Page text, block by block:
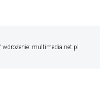
multimedia.net.pl